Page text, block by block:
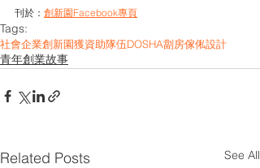
刊於： 創新園Facebook專頁
Tags:
社會企業創新園獲資助隊伍DOSHA劏房傢俬設計
青年創業故事
Related Posts See All